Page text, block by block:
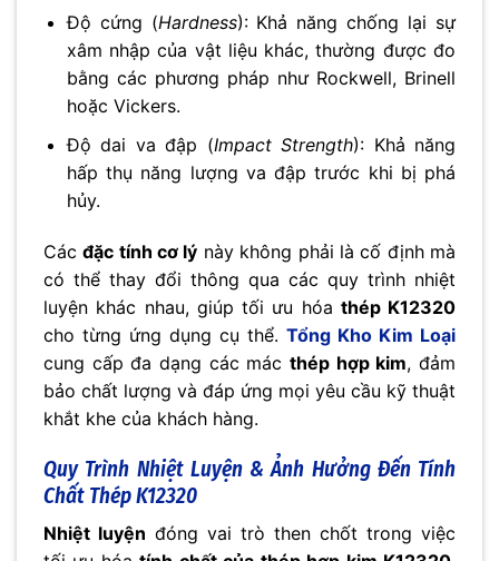
Độ cứng (Hardness): Khả năng chống lại sự
xâm nhập của vật liệu khác, thường được đo
bằng các phương pháp như Rockwell, Brinell
hoặc Vickers.
Độ dai va đập (Impact Strength): Khả năng
hấp thụ năng lượng va đập trước khi bị phá
hủy.
Cácđặc tính cơ lý này không phải là cố định mà
có thể thay đổi thông qua các quy trình nhiệt
luyện khác nhau, giúp tối ưu hóa thép K12320
cho từng ứng dụng cụ thể. Tổng Kho Kim Loại
cung cấp đa dạng các mác thép hợp kim, đảm
bảo chất lượng và đáp ứng mọi yêu cầu kỹ thuật
khắt khe của khách hàng.
Quy Trình Nhiệt Luyện & Ảnh Hưởng Đến Tính
Chất Thép K12320
Nhiệt luyện đóng vai trò then chốt trong việc